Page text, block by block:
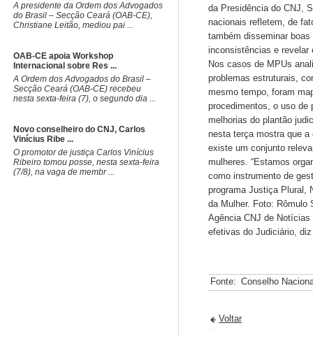
A presidente da Ordem dos Advogados
do Brasil – Secção Ceará (OAB-CE),
Christiane Leitão, mediou pai ...
OAB-CE apoia Workshop
Internacional sobre Res ...
A Ordem dos Advogados do Brasil –
Secção Ceará (OAB-CE) recebeu
nesta sexta-feira (7), o segundo dia ...
Novo conselheiro do CNJ, Carlos
Vinícius Ribe ...
O promotor de justiça Carlos Vinícius
Ribeiro tomou posse, nesta sexta-feira
(7/8), na vaga de membr ...
da Presidência do CNJ,
nacionais refletem, de
também disseminar
inconsistências e revelar
Nos casos de MPUs
problemas estruturais,
mesmo tempo, foram
procedimentos, o uso de
melhorias do plantão
nesta terça mostra que
existe um conjunto
mulheres. “Estamos
como instrumento de
programa Justiça Plural,
da Mulher. Foto: Rômulo
Agência CNJ de
efetivas do Judiciário,
Fonte: Conselho
Voltar